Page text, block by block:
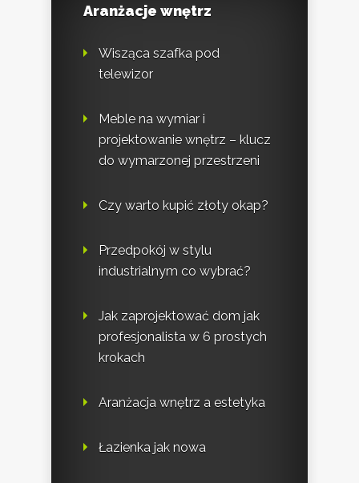
Aranżacje wnętrz
Wisząca szafka pod
telewizor
Meble na wymiar i
projektowanie wnętrz – klucz
do wymarzonej przestrzeni
Czy warto kupić złoty okap?
Przedpokój w stylu
industrialnym co wybrać?
Jak zaprojektować dom jak
profesjonalista w 6 prostych
krokach
Aranżacja wnętrz a estetyka
Łazienka jak nowa